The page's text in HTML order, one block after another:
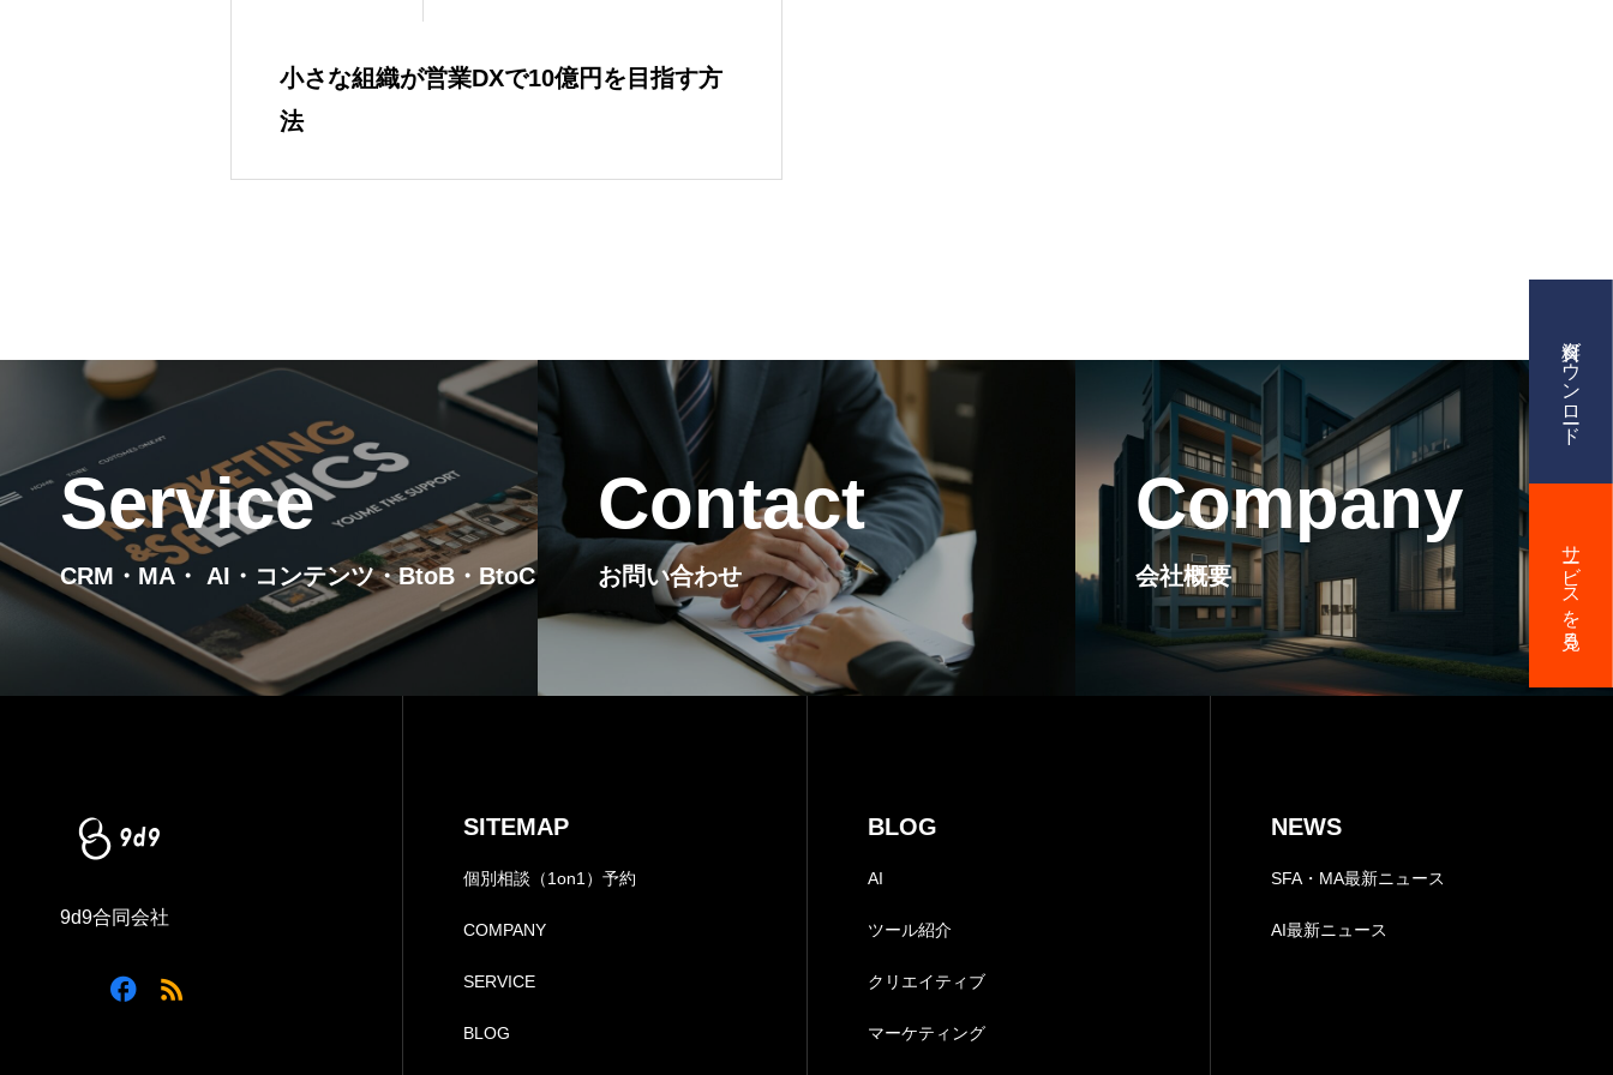
ブログ記事｜マーケティング情報ナレッジベース
DOWNLOAD
資料ダウンロード｜サービス資料提供
CONTACT
問い合わせ｜今だけ！3回の無料コンサル実施中
NEWS
PRIVACY POLICY
プライバシーポリシー｜個人情報保護と法令遵守について
特定商取引法に基づく表記
資料ダウンロード
サービスを見る
小さな組織が営業DXで10億円を目指す方
法
Service
CRM・MA・ AI・コンテンツ・BtoB・BtoC
Contact
お問い合わせ
Company
会社概要
9d9合同会社
SITEMAP
個別相談（1on1）予約
COMPANY
SERVICE
BLOG
BLOG
AI
ツール紹介
クリエイティブ
マーケティング
NEWS
SFA・MA最新ニュース
AI最新ニュース